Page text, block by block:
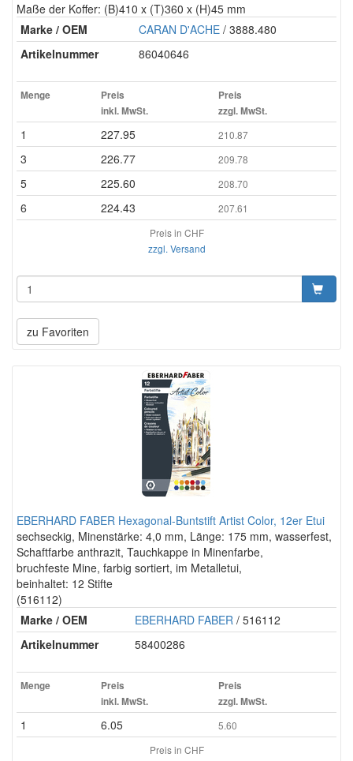
Maße der Koffer: (B)410 x (T)360 x (H)45 mm
Marke / OEM
CARAN D'ACHE / 3888.480
Artikelnummer
86040646
Menge
Preis
inkl. MwSt.
Preis
zzgl. MwSt.
1 227.95 210.87
3 226.77 209.78
5 225.60 208.70
6 224.43
207.61
Preis in CHF
zzgl. Versand
zu Favoriten
EBERHARD FABER Hexagonal-Buntstift Artist Color, 12er Etui
sechseckig, Minenstärke: 4,0 mm, Länge: 175 mm, wasserfest,
Schaftfarbe anthrazit, Tauchkappe in Minenfarbe,
bruchfeste Mine, farbig sortiert, im Metalletui,
beinhaltet: 12 Stifte
(516112)
Marke / OEM
EBERHARD FABER / 516112
Artikelnummer
58400286
Menge
Preis
inkl. MwSt.
Preis
zzgl. MwSt.
1 6.05
5.60
Preis in CHF